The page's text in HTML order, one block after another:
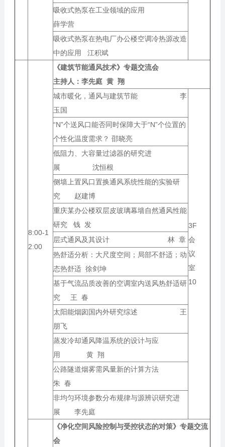
吸收式热泵在工业领域的应用
薛学营
吸收式热泵在热电厂办公楼空调冷热源改造
中的应用 江积斌
8:00-1
2:00
《建筑节能通风技术》专题交流会
主持人： 李先庭 黄 翔
城市暖化，通风与建筑节能 李
玉国
3F
会
议
室
10
“N”个送风口能否同时保障大于“N”个位置的
个性化温度需求？ 邵晓亮
低阻力、大容量过滤器的研究进
展 沈恒根
侧墙上置风口置换通风系统性能的实验研
究 赵建博
重庆某办公楼双层皮玻璃幕墙自然通风性能
研究 钱 发
层式通风及其设计 林 章
热舒适分析：大尺度空间；局部不舒适；动
态热舒适 徐剑坤
基于气流品质改善的空调室内送风热舒适研
究 王 春
太阳能烟囱国内外研究综述 王
朋飞
蒸发冷却通风降温系统的设计与应
用 黄 翔
公路隧道烟雾需风量新的计算方法
朱 春
非均匀环境参数分布规律与源辨识研究进
展 李先庭
《净化空间风险控制与受控状态的对策》专题交流
会